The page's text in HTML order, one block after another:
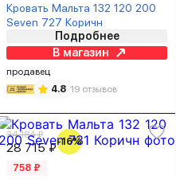
Кровать Мальта 132 120 200
Seven 727 Коричн
Подробнее
В магазин
продавец
4.8 19 отзывов
34 184 ₽
28 715 ₽-16%
758 ₽